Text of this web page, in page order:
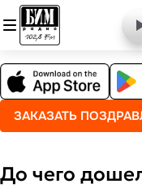
ЗАКАЗАТЬ
До чего